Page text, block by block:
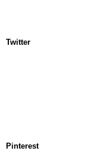
Twitter
Pinterest